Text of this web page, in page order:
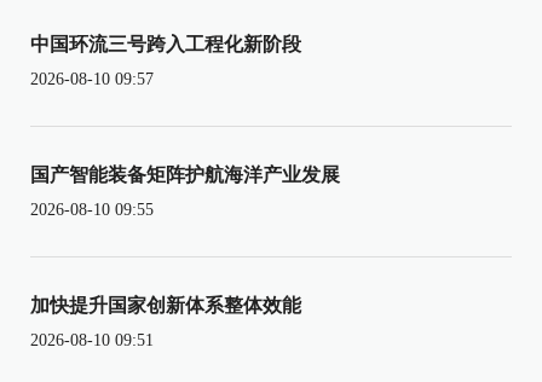
中国环流三号跨入工程化新阶段
2026-08-10 09:57
国产智能装备矩阵护航海洋产业发展
2026-08-10 09:55
加快提升国家创新体系整体效能
2026-08-10 09:51